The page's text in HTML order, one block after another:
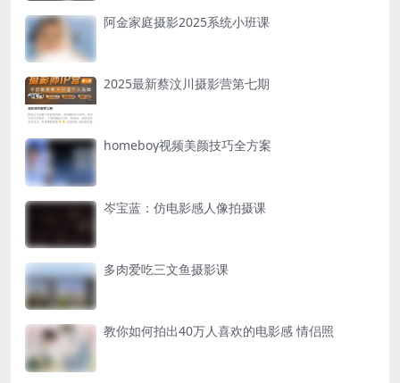
阿金家庭摄影2025系统小班课
2025最新蔡汶川摄影营第七期
homeboy视频美颜技巧全方案
岑宝蓝：仿电影感人像拍摄课
多肉爱吃三文鱼摄影课
教你如何拍出40万人喜欢的电影感 情侣照